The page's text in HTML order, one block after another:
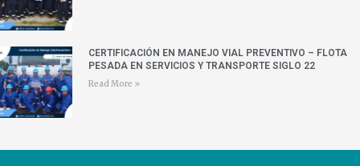
CERTIFICACIÓN EN MANEJO VIAL PREVENTIVO – FLOTA
PESADA EN SERVICIOS Y TRANSPORTE SIGLO 22
Read More »